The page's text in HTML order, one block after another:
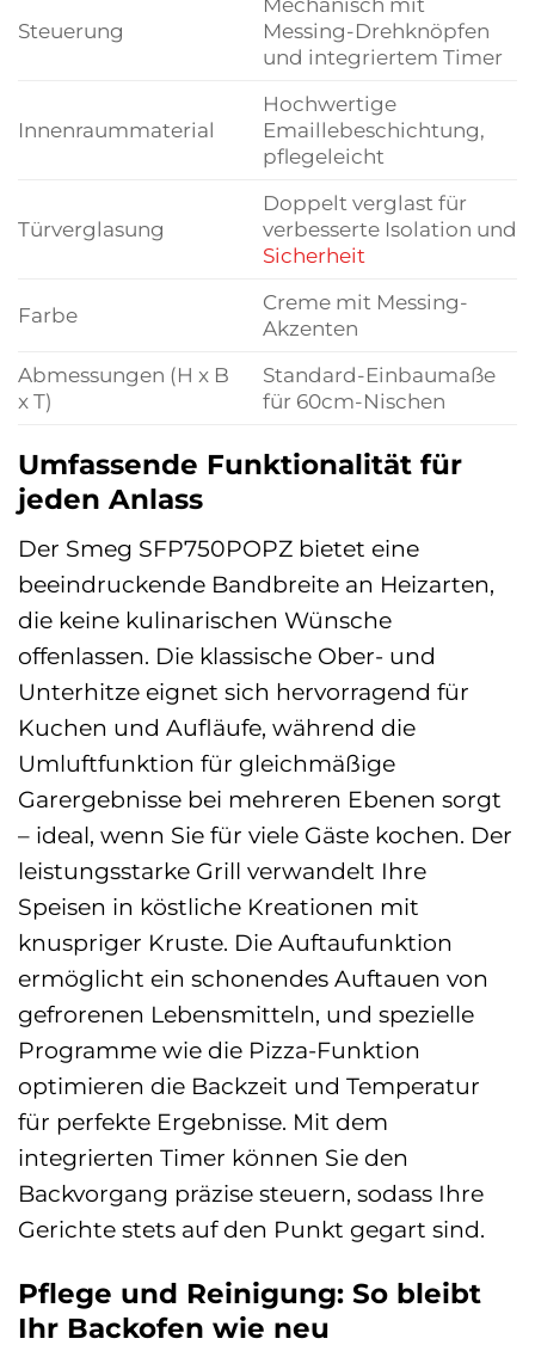
Steuerung
Messing-Drehknöpfen
und integriertem Timer
Innenraummaterial
Hochwertige
Emaillebeschichtung,
pflegeleicht
Türverglasung
Doppelt verglast für
verbesserte Isolation und
Sicherheit
Farbe
Creme mit Messing-
Akzenten
Abmessungen (H x B
x T)
Standard-Einbaumaße
für 60cm-Nischen
Umfassende Funktionalität für
jeden Anlass
Der Smeg SFP750POPZ bietet eine
beeindruckende Bandbreite an Heizarten,
die keine kulinarischen Wünsche
offenlassen. Die klassische Ober- und
Unterhitze eignet sich hervorragend für
Kuchen und Aufläufe, während die
Umluftfunktion für gleichmäßige
Garergebnisse bei mehreren Ebenen sorgt
– ideal, wenn Sie für viele Gäste kochen. Der
leistungsstarke Grill verwandelt Ihre
Speisen in köstliche Kreationen mit
knuspriger Kruste. Die Auftaufunktion
ermöglicht ein schonendes Auftauen von
gefrorenen Lebensmitteln, und spezielle
Programme wie die Pizza-Funktion
optimieren die Backzeit und Temperatur
für perfekte Ergebnisse. Mit dem
integrierten Timer können Sie den
Backvorgang präzise steuern, sodass Ihre
Gerichte stets auf den Punkt gegart sind.
Pflege und Reinigung: So bleibt
Ihr Backofen wie neu